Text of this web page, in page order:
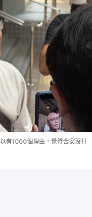
有1000個理由，覺得合安沒打